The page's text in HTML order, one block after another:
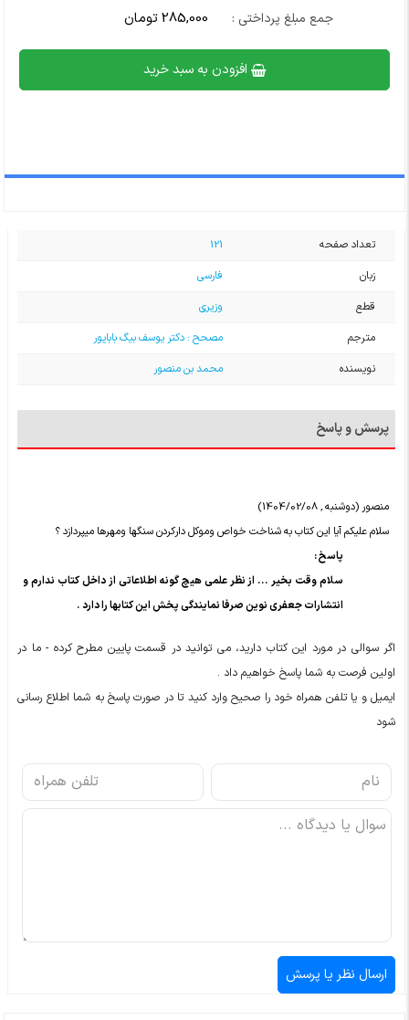
جمع مبلغ پرداختی : 285,000 تومان
افزودن به سبد خرید
تعداد صفحه
121
زبان
فارسی
قطع
وزیری
مترجم
مصحح : دکتر یوسف بیگ باباپور
نویسنده
محمد بن منصور
پرسش و پاسخ
منصور (دوشنبه , 1404/02/08)
سلام علیکم آیا این کتاب به شناخت خواص وموکل دارکردن سنگها ومهرها میپردازد ؟
پاسخ :
سلام وقت بخیر ... از نظر علمی هیچ گونه اطلاعاتی از داخل کتاب ندارم و
انتشارات جعفری نوین صرفا نمایندگی پخش این کتابها را دارد .
اگر سوالی در مورد این کتاب دارید، می توانید در قسمت پایین مطرح کرده - ما در
اولین فرصت به شما پاسخ خواهیم داد .
ایمیل و یا تلفن همراه خود را صحیح وارد کنید تا در صورت پاسخ به شما اطلاع رسانی
شود